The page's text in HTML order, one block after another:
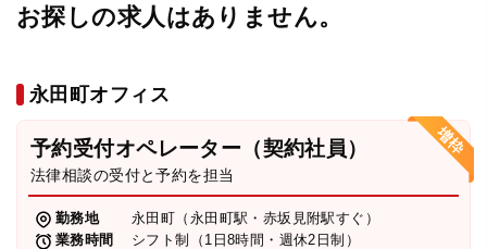
お探しの求人はありません。
永田町オフィス
予約受付オペレーター（契約社員）
法律相談の受付と予約を担当
勤務地
永田町（永田町駅・赤坂見附駅すぐ）
業務時間
シフト制（1日8時間・週休2日制）